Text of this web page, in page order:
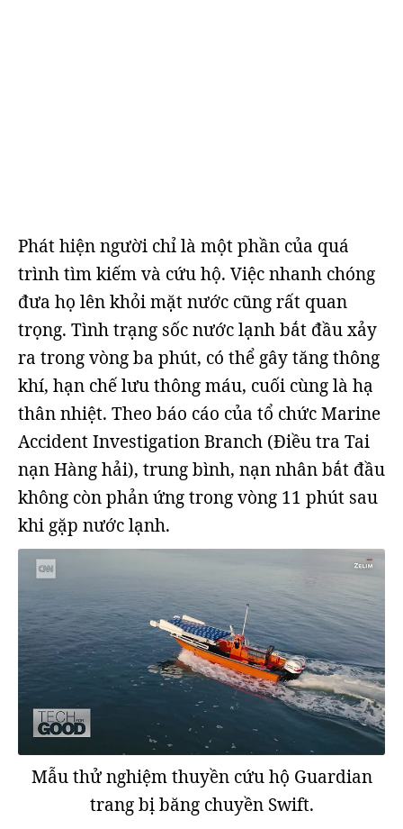
Phát hiện người chỉ là một phần của quá
trình tìm kiếm và cứu hộ. Việc nhanh chóng
đưa họ lên khỏi mặt nước cũng rất quan
trọng. Tình trạng sốc nước lạnh bắt đầu xảy
ra trong vòng ba phút, có thể gây tăng thông
khí, hạn chế lưu thông máu, cuối cùng là hạ
thân nhiệt. Theo báo cáo của tổ chức Marine
Accident Investigation Branch (Điều tra Tai
nạn Hàng hải), trung bình, nạn nhân bắt đầu
không còn phản ứng trong vòng 11 phút sau
khi gặp nước lạnh.
Mẫu thử nghiệm thuyền cứu hộ Guardian
trang bị băng chuyền Swift.